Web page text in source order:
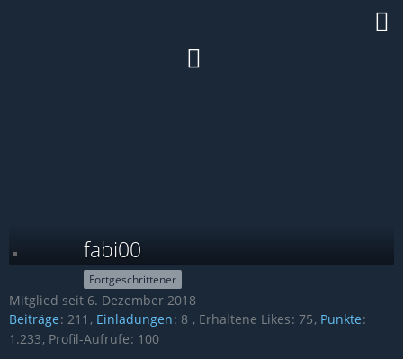
fabi00
Fortgeschrittener
Mitglied seit 6. Dezember 2018
Beiträge 211 Einladungen 8 Erhaltene Likes 75 Punkte
1.233 Profil-Aufrufe 100